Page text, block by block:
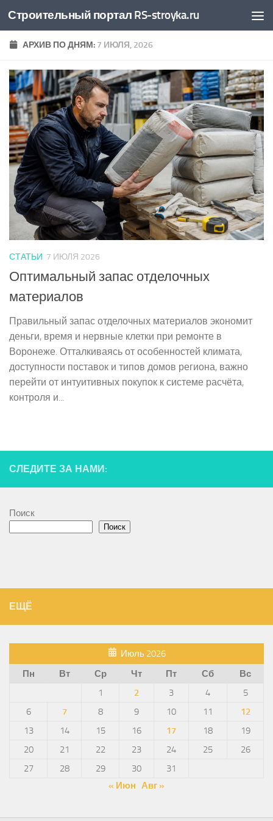
Перейти к содержимому
Строительный портал RS-stroyka.ru
АРХИВ ПО ДНЯМ: 7 ИЮЛЯ, 2026
СТАТЬИ 7 ИЮЛЯ 2026
Оптимальный запас отделочных
материалов
Правильный запас отделочных материалов экономит
деньги, время и нервные клетки при ремонте в
Воронеже. Отталкиваясь от особенностей климата,
доступности поставок и типов домов региона, важно
перейти от интуитивных покупок к системе расчёта,
контроля и...
СЛЕДИТЕ ЗА НАМИ:
Поиск
Поиск
ЕЩЁ
Июль 2026
Пн
Вт Ср Чт Пт Сб
Вс
1
2 3 4
5
6
7 8 9 10 11
12
13
14 15 16 17 18
19
20
21 22 23 24 25
26
27
28 29 30
31
« Июн Авг »